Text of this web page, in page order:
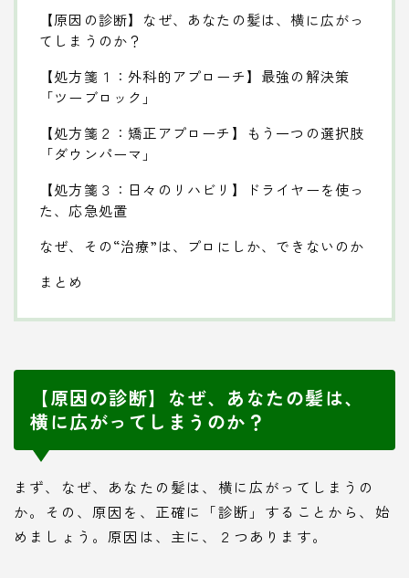
【原因の診断】なぜ、あなたの髪は、横に広がっ
てしまうのか？
【処方箋１：外科的アプローチ】最強の解決策
「ツーブロック」
【処方箋２：矯正アプローチ】もう一つの選択肢
「ダウンパーマ」
【処方箋３：日々のリハビリ】ドライヤーを使っ
た、応急処置
なぜ、その“治療”は、プロにしか、できないのか
まとめ
【原因の診断】なぜ、あなたの髪は、
横に広がってしまうのか？
まず、なぜ、あなたの髪は、横に広がってしまうの
か。その、原因を、正確に「診断」することから、始
めましょう。原因は、主に、２つあります。